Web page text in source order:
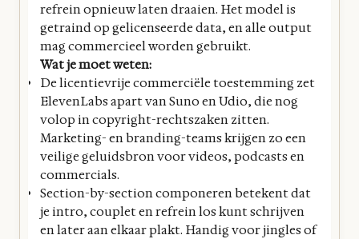
refrein opnieuw laten draaien. Het model is
getraind op gelicenseerde data, en alle output
mag commercieel worden gebruikt.
Wat je moet weten:
De licentievrije commerciële toestemming zet
ElevenLabs apart van Suno en Udio, die nog
volop in copyright-rechtszaken zitten.
Marketing- en branding-teams krijgen zo een
veilige geluidsbron voor videos, podcasts en
commercials.
Section-by-section componeren betekent dat
je intro, couplet en refrein los kunt schrijven
en later aan elkaar plakt. Handig voor jingles of